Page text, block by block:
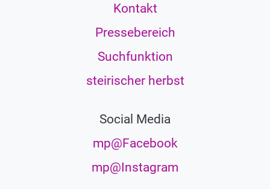
Kontakt
Pressebereich
Suchfunktion
steirischer herbst
Social Media
mp@Facebook
mp@Instagram